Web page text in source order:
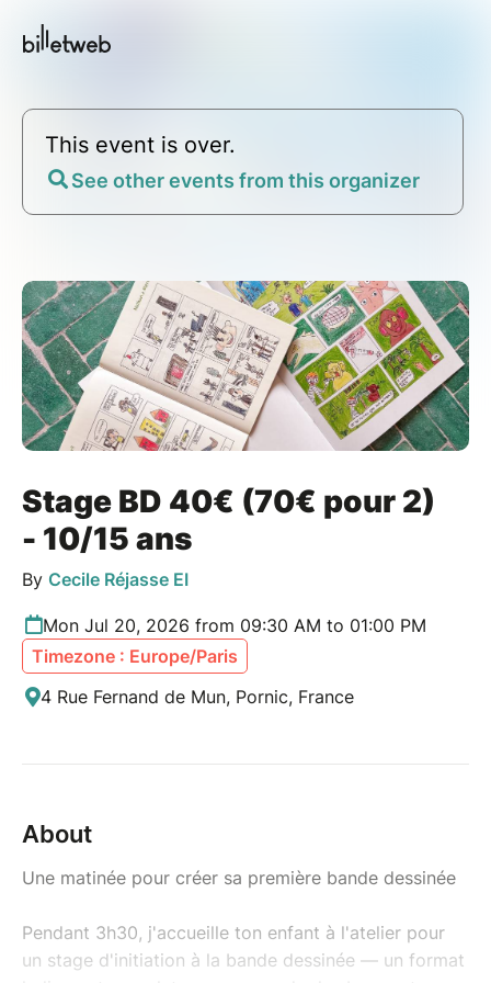
This event is over.
See other events from this organizer
Stage BD 40€ (70€ pour 2)
- 10/15 ans
By Cecile Réjasse EI
Mon Jul 20, 2026 from 09:30 AM to 01:00 PM
Timezone : Europe/Paris
4 Rue Fernand de Mun, Pornic, France
About
Une matinée pour créer sa première bande dessinée
Pendant 3h30, j'accueille ton enfant à l'atelier pour
un stage d'initiation à la bande dessinée — un format